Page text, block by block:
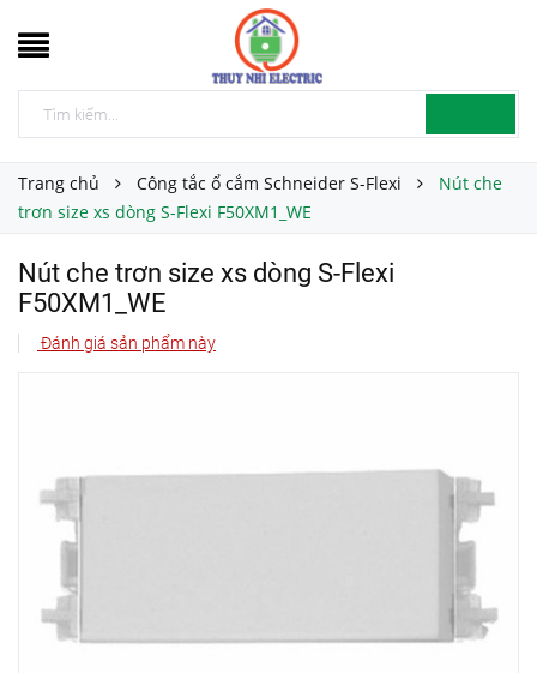
Trang chủ Công tắc ổ cắm Schneider S-Flexi
Nút che
trơn size xs dòng S-Flexi F50XM1_WE
Nút che trơn size xs dòng S-Flexi
F50XM1_WE
Đánh giá sản phẩm này